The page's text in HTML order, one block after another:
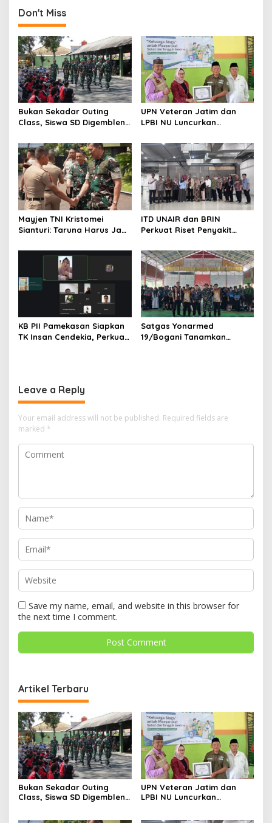
Karakter
Don't Miss
Bukan Sekadar Outing
Class, Siswa SD Digembleng
UPN Veteran Jatim dan
LPBI NU Luncurkan
Ketangguhan Bencana
Mayjen TNI Kristomei
Sianturi: Taruna Harus Jadi
ITD UNAIR dan BRIN
Perkuat Riset Penyakit
Kesehatan Nasional
KB PII Pamekasan Siapkan
TK Insan Cendekia, Perkuat
Satgas Yonarmed
19/Bogani Tanamkan
Leave a Reply
Your email address will not be published. Required fields are
marked *
Save my name, email, and website in this browser for
the next time I comment.
Artikel Terbaru
Bukan Sekadar Outing
Class, Siswa SD Digembleng
UPN Veteran Jatim dan
LPBI NU Luncurkan